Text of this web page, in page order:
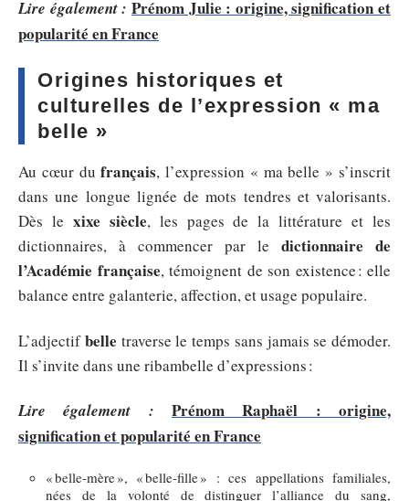
Lire également : Prénom Julie : origine, signification et
popularité en France
Origines historiques et
culturelles de l’expression « ma
belle »
Au cœur dufrançais, l’expression « ma belle » s’inscrit
dans une longue lignée de mots tendres et valorisants.
Dès le xixe siècle, les pages de la littérature et les
dictionnaires, à commencer par le dictionnaire de
l’Académie française, témoignent de son existence : elle
balance entre galanterie, affection, et usage populaire.
L’adjectifbelle traverse le temps sans jamais se démoder.
Il s’invite dans une ribambelle d’expressions :
Lire également :
Prénom Raphaël : origine,
signification et popularité en France
« belle-mère », « belle-fille » : ces appellations familiales,
nées de la volonté de distinguer l’alliance du sang,